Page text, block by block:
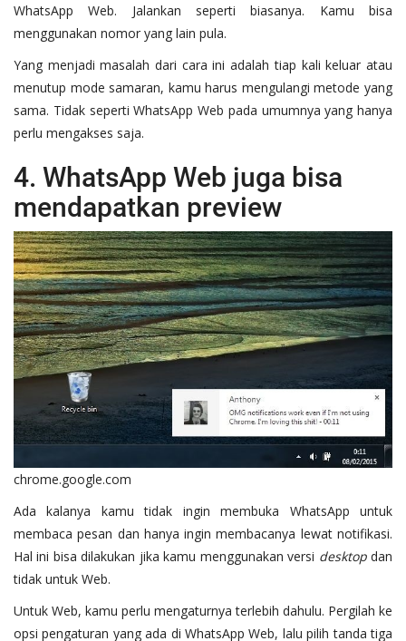
WhatsApp Web. Jalankan seperti biasanya. Kamu bisa
menggunakan nomor yang lain pula.
Yang menjadi masalah dari cara ini adalah tiap kali keluar atau
menutup mode samaran, kamu harus mengulangi metode yang
sama. Tidak seperti WhatsApp Web pada umumnya yang hanya
perlu mengakses saja.
4. WhatsApp Web juga bisa
mendapatkan preview
chrome.google.com
Ada kalanya kamu tidak ingin membuka WhatsApp untuk
membaca pesan dan hanya ingin membacanya lewat notifikasi.
Hal ini bisa dilakukan jika kamu menggunakan versi desktopdan
tidak untuk Web.
Untuk Web, kamu perlu mengaturnya terlebih dahulu. Pergilah ke
opsi pengaturan yang ada di WhatsApp Web, lalu pilih tanda tiga